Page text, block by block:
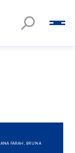
FARAH, BRUNA